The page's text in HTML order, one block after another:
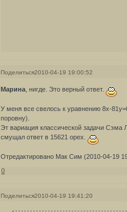
Поделиться2010-04-19 19:00:52
Марина , нигде. Это верный ответ.
У меня все свелось к уравнению 8х-
поровну).
Эт вариация классической задачи
смущал ответ в 15621 орех.
Отредактировано Мак Сим (2010-04-19
0
Поделиться2010-04-19 19:41:20